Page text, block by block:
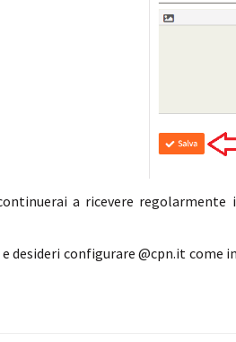
a ricevere regolarmente
desideri configurare @cpn.it